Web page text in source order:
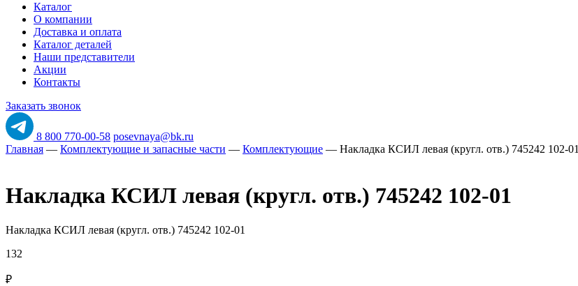
Каталог
О компании
Доставка и оплата
Каталог деталей
Наши представители
Акции
Контакты
Заказать звонок
8 800 770-00-58 posevnaya@bk.ru
Главная — Комплектующие и запасные части — Комплектующие — Накладка КСИЛ левая (кругл. отв.) 745242 102-01
Накладка КСИЛ левая (кругл. отв.) 745242 102-01
Накладка КСИЛ левая (кругл. отв.) 745242 102-01
132
₽